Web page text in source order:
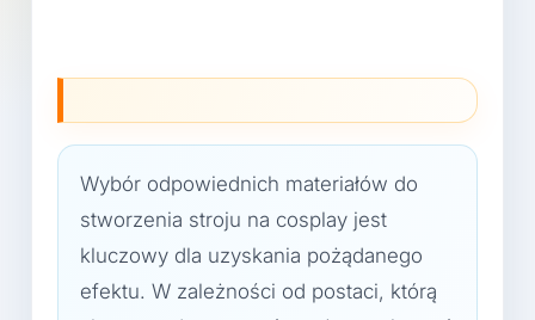
Wybór odpowiednich materiałów do
stworzenia stroju na cosplay jest
kluczowy dla uzyskania pożądanego
efektu. W zależności od postaci, którą